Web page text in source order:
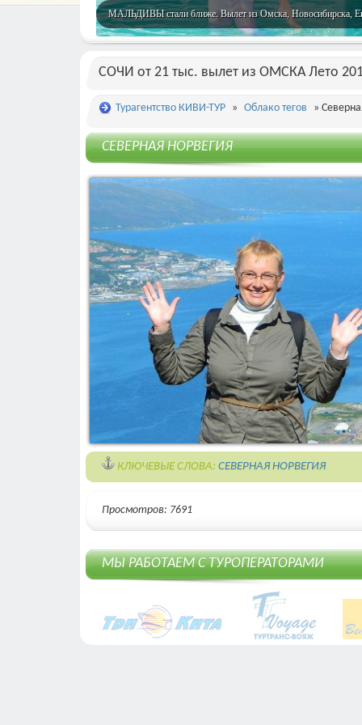
МАЛЬДИВЫ стали ближе. Вылет из Омска, Новосибирска,
СОЧИ от 21 тыс. вылет из ОМСКА Лето
Турагентство КИВИ-ТУР » Облако тегов »
СЕВЕРНАЯ НОРВЕГИЯ
КЛЮЧЕВЫЕ СЛОВА: СЕВЕРНАЯ НОРВЕГИЯ
Просмотров: 7691
МЫ РАБОТАЕМ С ТУРОПЕРАТОРАМИ